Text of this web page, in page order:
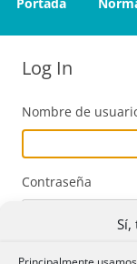
Sí,
Log In
Nombre de
Contraseña